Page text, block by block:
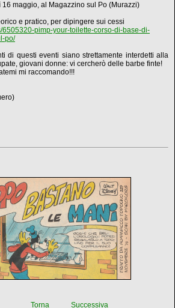
maggio, al Magazzino sul Po (Murazzi)
e pratico, per dipingere sui cessi
pimp-your-toilette-corso-di-base-di-
po/
di questi eventi siano strettamente interdetti alla
giovani donne: vi cercherò delle barbe finte!
mi raccomando!!!
Torna Successiva